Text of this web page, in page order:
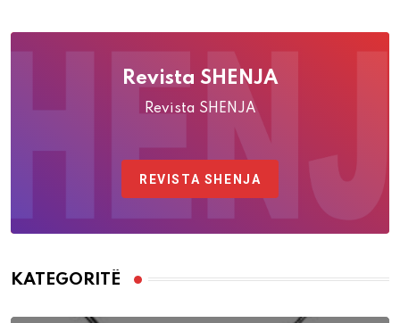
Revista SHENJA
Revista SHENJA
REVISTA SHENJA
KATEGORITË